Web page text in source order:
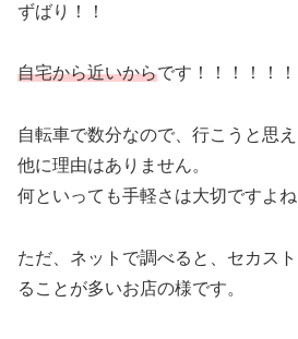
ずばり！！
自宅から近いからです！！！！！！
自転車で数分なので、行こうと思
他に理由はありません。
何といっても手軽さは大切ですよね
ただ、ネットで調べると、セカス
ることが多いお店の様です。